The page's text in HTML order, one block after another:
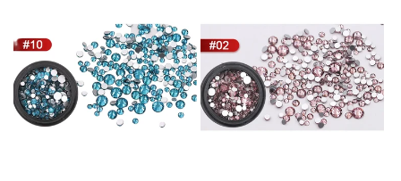
c
t
i